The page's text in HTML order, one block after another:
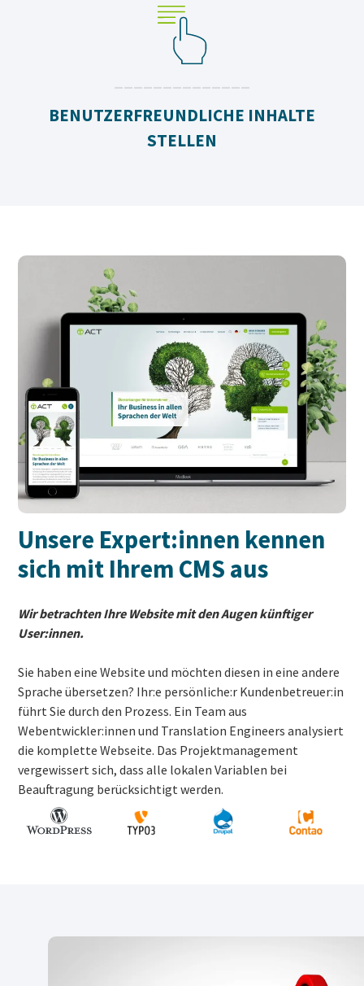
BENUTZERFREUNDLICHE INHALTE
STELLEN
Unsere Expert:innen kennen
sich mit Ihrem CMS aus
Wir betrachten Ihre Website mit den Augen künftiger
User:innen.
Sie haben eine Website und möchten diesen in eine andere
Sprache übersetzen? Ihr:e persönliche:r Kundenbetreuer:in
führt Sie durch den Prozess. Ein Team aus
Webentwickler:innen und Translation Engineers analysiert
die komplette Webseite. Das Projektmanagement
vergewissert sich, dass alle lokalen Variablen bei
Beauftragung berücksichtigt werden.